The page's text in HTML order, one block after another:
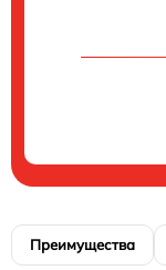
Преимущества